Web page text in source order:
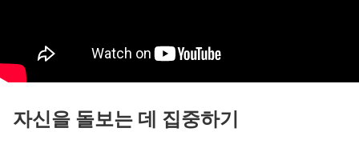
자신을 돌보는 데 집중하기